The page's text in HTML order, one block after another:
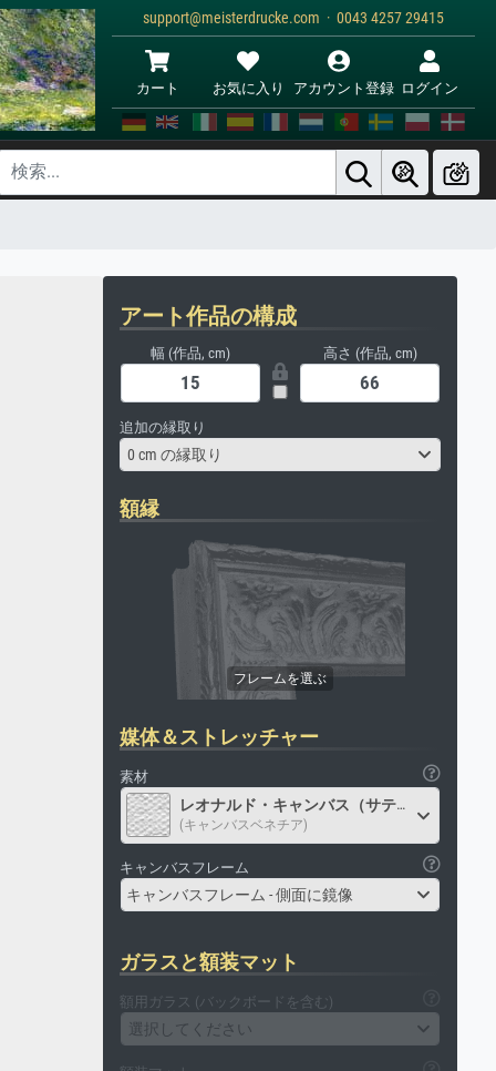
support@meisterdrucke.com · 0043 4257 29415
カート お気に入り アカウント登録 ログイン
アート作品の構成
幅 (作品, cm) 高さ (作品, cm)
追加の縁取り
0 cm の縁取り
額縁
媒体＆ストレッチャー
素材
レオナルド・キャンバス（サテン）
(キャンバスベネチア)
キャンバスフレーム
キャンバスフレーム - 側面に鏡像
ガラスと額装マット
額用ガラス (バックボードを含む)
選択してください